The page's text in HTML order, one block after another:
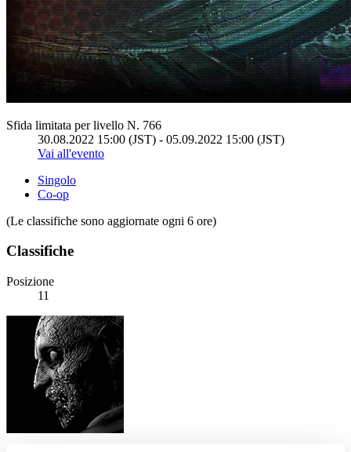
Sfida limitata per livello N. 766
30.08.2022 15:00 (JST) - 05.09.2022 15:00 (JST)
Vai all'evento
Singolo
Co-op
(Le classifiche sono aggiornate ogni 6 ore)
Classifiche
Posizione
11